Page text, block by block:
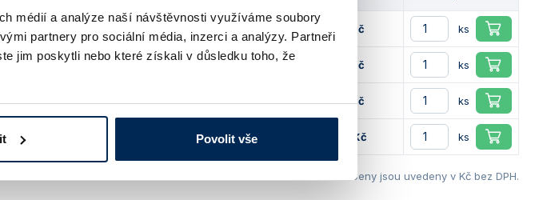
médií a analýze naší návštěvnosti využíváme soubory
partnery pro sociální média, inzerci a analýzy. Partneři
jim poskytli nebo které získali v důsledku toho, že
Povolit vše
40 488 Kč ks
54 504 Kč ks
253 92 304 Kč ks
179 520 Kč ks
Ceny jsou uvedeny v Kč bez DPH.